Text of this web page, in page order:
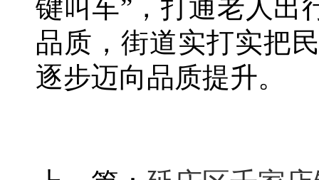
键叫车”，打通老人出
品质，街道实打实把
逐步迈向品质提升。